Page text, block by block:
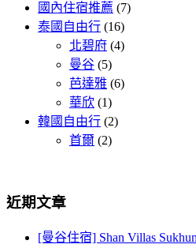
國內住宿推薦 (7)
泰國自由行 (16)
北碧府 (4)
曼谷 (5)
芭達雅 (6)
華欣 (1)
韓國自由行 (2)
首爾 (2)
近期文章
[曼谷住宿] Shan Villas